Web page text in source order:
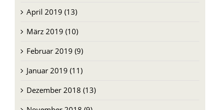
April 2019 (13)
März 2019 (10)
Februar 2019 (9)
Januar 2019 (11)
Dezember 2018 (13)